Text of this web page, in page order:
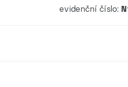
evidenční číslo: